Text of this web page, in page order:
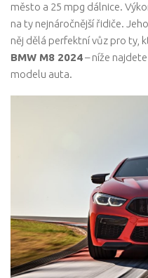
město a 25 mpg dálnice.
na ty nejnáročnější řidiče.
něj dělá perfektní vůz pro ty,
BMW M8 2024– níže
modelu auta.